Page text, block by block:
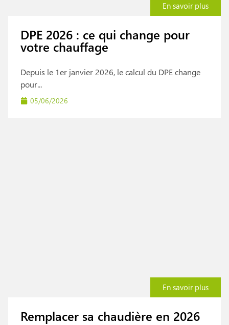
En savoir plus
DPE 2026 : ce qui change pour
votre chauffage
Depuis le 1er janvier 2026, le calcul du DPE change
pour...
05/06/2026
En savoir plus
Remplacer sa chaudière en 2026